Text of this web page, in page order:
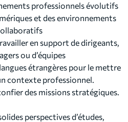
professionnels évolutifs
et des environnements
en support de dirigeants,
ou d’équipes
étrangères pour le mettre
contexte professionnel.
des missions stratégiques.
perspectives d’études,